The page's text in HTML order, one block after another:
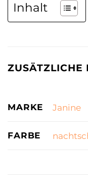
Inhalt
ZUSÄTZLICHE
MARKE Janine
FARBE